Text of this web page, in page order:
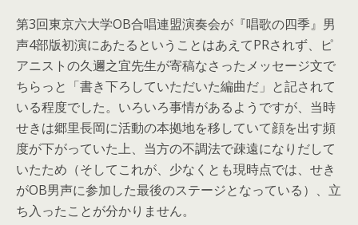
第3回東京六大学OB合唱連盟演奏会が『唱歌の四季』男
声4部版初演にあたるということはあえてPRされず、ピ
アニストの久邇之宜先生が寄稿なさったメッセージ文で
ちらっと「書き下ろしていただいた編曲だ」と記されて
いる程度でした。いろいろ事情があるようですが、当時
せきは郷里長岡に活動の本拠地を移していて顔を出す頻
度が下がっていた上、当方の不調法で疎遠になりだして
いたため（そしてこれが、少なくとも現時点では、せき
がOB男声に参加した最後のステージとなっている）、立
ち入ったことが分かりません。